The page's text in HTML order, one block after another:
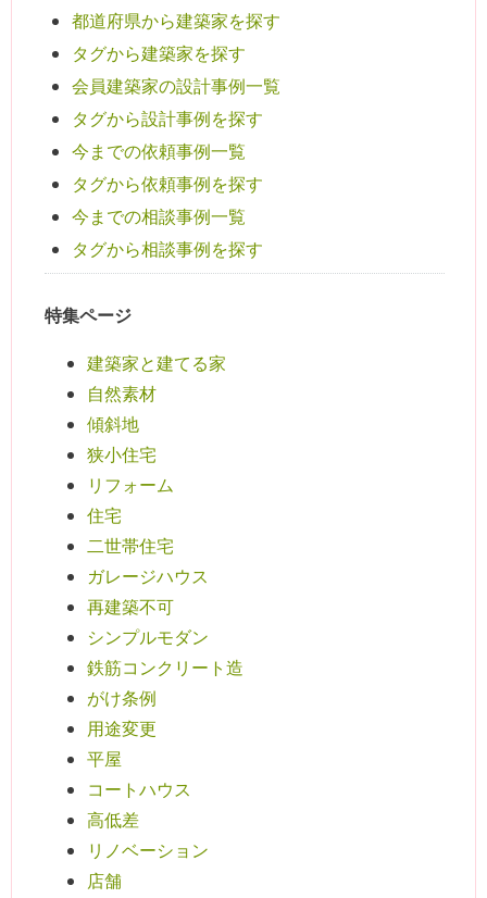
都道府県から建築家を探す
タグから建築家を探す
会員建築家の設計事例一覧
タグから設計事例を探す
今までの依頼事例一覧
タグから依頼事例を探す
今までの相談事例一覧
タグから相談事例を探す
特集ページ
建築家と建てる家
自然素材
傾斜地
狭小住宅
リフォーム
住宅
二世帯住宅
ガレージハウス
再建築不可
シンプルモダン
鉄筋コンクリート造
がけ条例
用途変更
平屋
コートハウス
高低差
リノベーション
店舗